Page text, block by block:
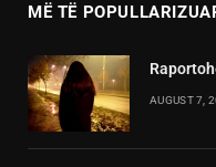
MË TË
AUGUST 7,